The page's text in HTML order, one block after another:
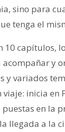
sino para
tenga el
10 capítulos,
y
y variados
inicia en
en la
llegada a la